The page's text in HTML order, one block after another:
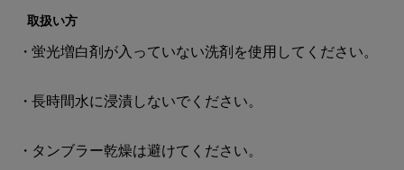
取扱い方
蛍光増白剤が入っていない洗剤を使用してください。
長時間水に浸漬しないでください。
タンブラー乾燥は避けてください。